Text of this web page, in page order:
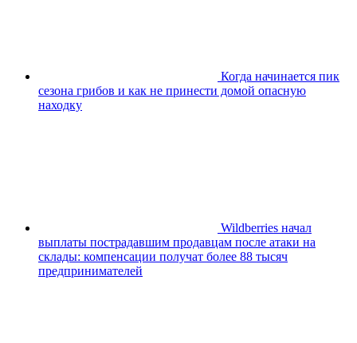
Когда начинается пик
сезона грибов и как не принести домой опасную
находку
Wildberries начал
выплаты пострадавшим продавцам после атаки на
склады: компенсации получат более 88 тысяч
предпринимателей